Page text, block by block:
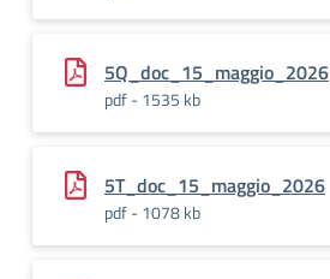
5Q_doc_15_maggio_2026
pdf - 1535 kb
5T_doc_15_maggio_2026
pdf - 1078 kb